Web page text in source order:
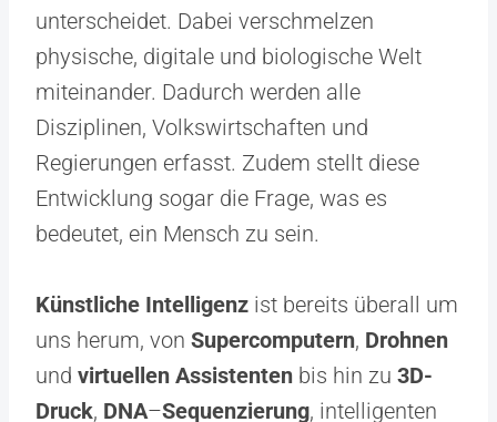
unterscheidet. Dabei verschmelzen
physische, digitale und biologische Welt
miteinander. Dadurch werden alle
Disziplinen, Volkswirtschaften und
Regierungen erfasst. Zudem stellt diese
Entwicklung sogar die Frage, was es
bedeutet, ein Mensch zu sein.
Künstliche Intelligenz ist bereits überall um
uns herum, von Supercomputern, Drohnen
und virtuellen Assistenten bis hin zu 3D-
Druck, DNA–Sequenzierung, intelligenten